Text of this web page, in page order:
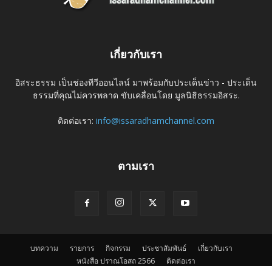
เกี่ยวกับเรา
อิสระธรรม เป็นช่องทีวีออนไลน์ มาพร้อมกับประเด็นข่าว - ประเด็น
ธรรมที่คุณไม่ควรพลาด ขับเคลื่อนโดย มูลนิธิธรรมอิสระ.
ติดต่อเรา: info@issaradhamchannel.com
ตามเรา
บทความ รายการ กิจกรรม ประชาสัมพันธ์
เกี่ยวกับเรา
หนังสือ ปราณโอสถ 2566
ติดต่อเรา